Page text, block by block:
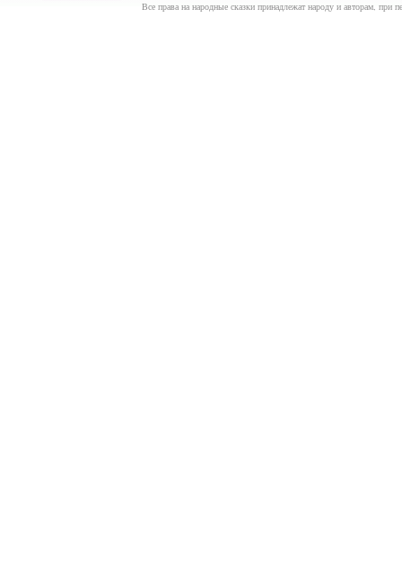
Все права на народные сказки принадлежат народу и авторам, при